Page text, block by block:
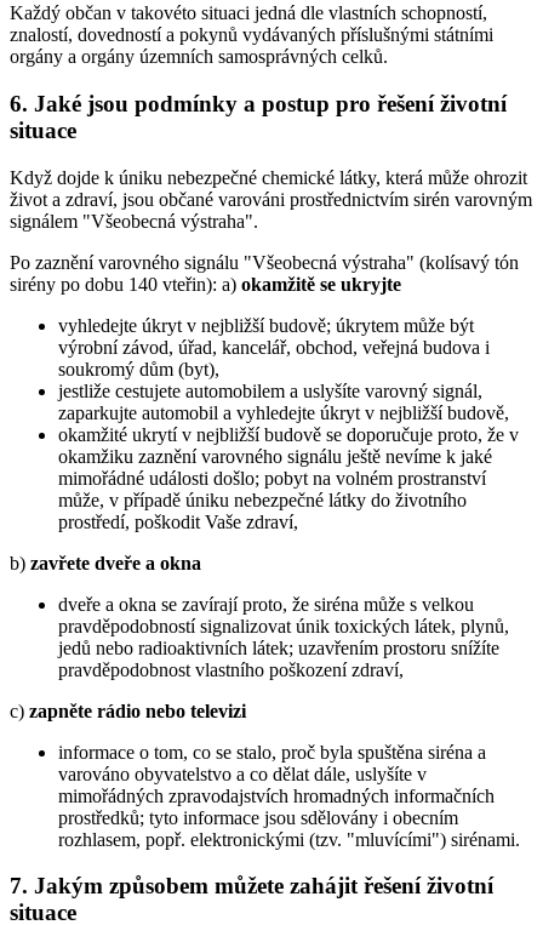
Každý občan v takovéto situaci jedná dle vlastních schopností,
znalostí, dovedností a pokynů vydávaných příslušnými státními
orgány a orgány územních samosprávných celků.
6. Jaké jsou podmínky a postup pro řešení životní
situace
Když dojde k úniku nebezpečné chemické látky, která může ohrozit
život a zdraví, jsou občané varováni prostřednictvím sirén varovným
signálem "Všeobecná výstraha".
Po zaznění varovného signálu "Všeobecná výstraha" (kolísavý tón
sirény po dobu 140 vteřin): a) okamžitě se ukryjte
vyhledejte úkryt v nejbližší budově; úkrytem může být
výrobní závod, úřad, kancelář, obchod, veřejná budova i
soukromý dům (byt),
jestliže cestujete automobilem a uslyšíte varovný signál,
zaparkujte automobil a vyhledejte úkryt v nejbližší budově,
okamžité ukrytí v nejbližší budově se doporučuje proto, že v
okamžiku zaznění varovného signálu ještě nevíme k jaké
mimořádné události došlo; pobyt na volném prostranství
může, v případě úniku nebezpečné látky do životního
prostředí, poškodit Vaše zdraví,
b) zavřete dveře a okna
dveře a okna se zavírají proto, že siréna může s velkou
pravděpodobností signalizovat únik toxických látek, plynů,
jedů nebo radioaktivních látek; uzavřením prostoru snížíte
pravděpodobnost vlastního poškození zdraví,
c) zapněte rádio nebo televizi
informace o tom, co se stalo, proč byla spuštěna siréna a
varováno obyvatelstvo a co dělat dále, uslyšíte v
mimořádných zpravodajstvích hromadných informačních
prostředků; tyto informace jsou sdělovány i obecním
rozhlasem, popř. elektronickými (tzv. "mluvícími") sirénami.
7. Jakým způsobem můžete zahájit řešení životní
situace